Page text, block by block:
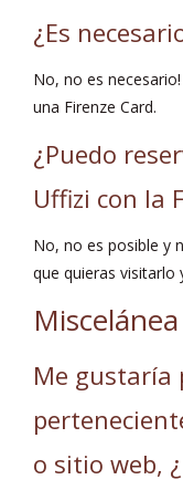
¿Es
No, no es
una Firenze Card.
¿Puedo
Uffizi con la
No, no es posible y
que quieras visitarlo
Miscelánea
Me gustaría
o sitio web,